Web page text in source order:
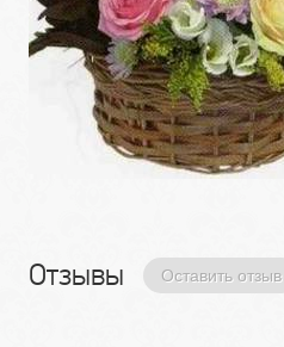
Отзывы Оставить отзыв